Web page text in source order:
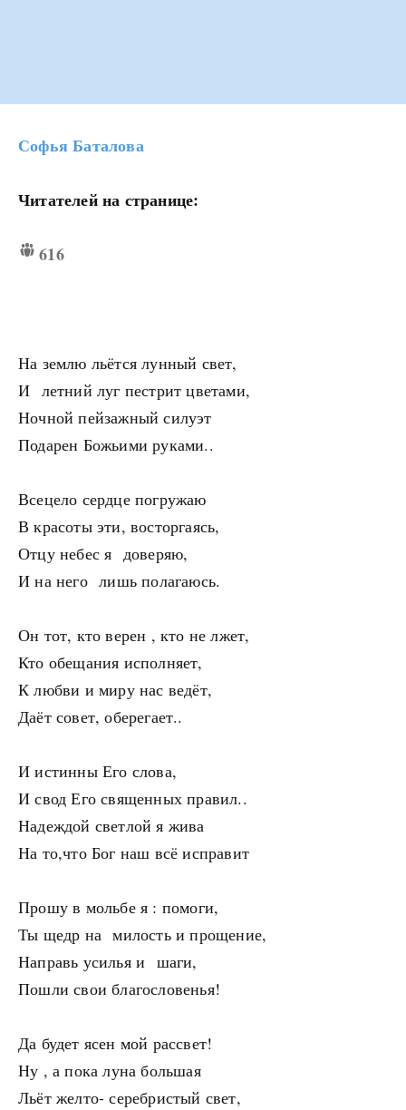
Софья Баталова
Читателей на странице:
616
На землю льётся лунный свет,
И летний луг пестрит цветами,
Ночной пейзажный силуэт
Подарен Божьими руками..
Всецело сердце погружаю
В красоты эти, восторгаясь,
Отцу небес я доверяю,
И на него лишь полагаюсь.
Он тот, кто верен , кто не лжет,
Кто обещания исполняет,
К любви и миру нас ведёт,
Даёт совет, оберегает..
И истинны Его слова,
И свод Его священных правил..
Надеждой светлой я жива
На то,что Бог наш всё исправит
Прошу в мольбе я : помоги,
Ты щедр на милость и прощение,
Направь усилья и шаги,
Пошли свои благословенья!
Да будет ясен мой рассвет!
Ну , а пока луна большая
Льёт желто- серебристый свет,